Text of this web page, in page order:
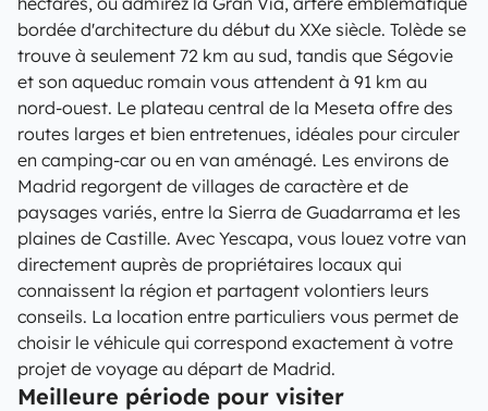
bordée d'architecture du début du XXe siècle. Tolède se
trouve à seulement 72 km au sud, tandis que Ségovie
et son aqueduc romain vous attendent à 91 km au
nord-ouest. Le plateau central de la Meseta offre des
routes larges et bien entretenues, idéales pour circuler
en camping-car ou en van aménagé. Les environs de
Madrid regorgent de villages de caractère et de
paysages variés, entre la Sierra de Guadarrama et les
plaines de Castille. Avec Yescapa, vous louez votre van
directement auprès de propriétaires locaux qui
connaissent la région et partagent volontiers leurs
conseils. La location entre particuliers vous permet de
choisir le véhicule qui correspond exactement à votre
projet de voyage au départ de Madrid.
Meilleure période pour visiter